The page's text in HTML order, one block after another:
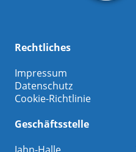
Rechtliches
Impressum
Datenschutz
Cookie-Richtlinie
Geschäftsstelle